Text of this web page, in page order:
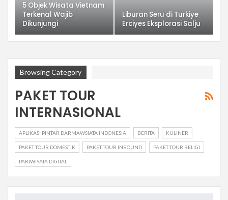
5 Objek Wisata Vietnam
Terkenal Wajib
Dikunjungi
Liburan Seru di Turkiye
Erciyes Eksplorasi Salju
Browsing Category
PAKET TOUR
INTERNASIONAL
APLIKASI PINTAR DARMAWSIATA INDONESIA BERITA KULINER
PAKET TOUR DOMESTIK PAKET TOUR INBOUND PAKET TOUR RELIGI
PARIWISATA DIGITAL